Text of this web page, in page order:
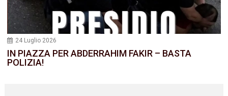
24 Luglio 2026
IN PIAZZA PER ABDERRAHIM FAKIR – BASTA
POLIZIA!